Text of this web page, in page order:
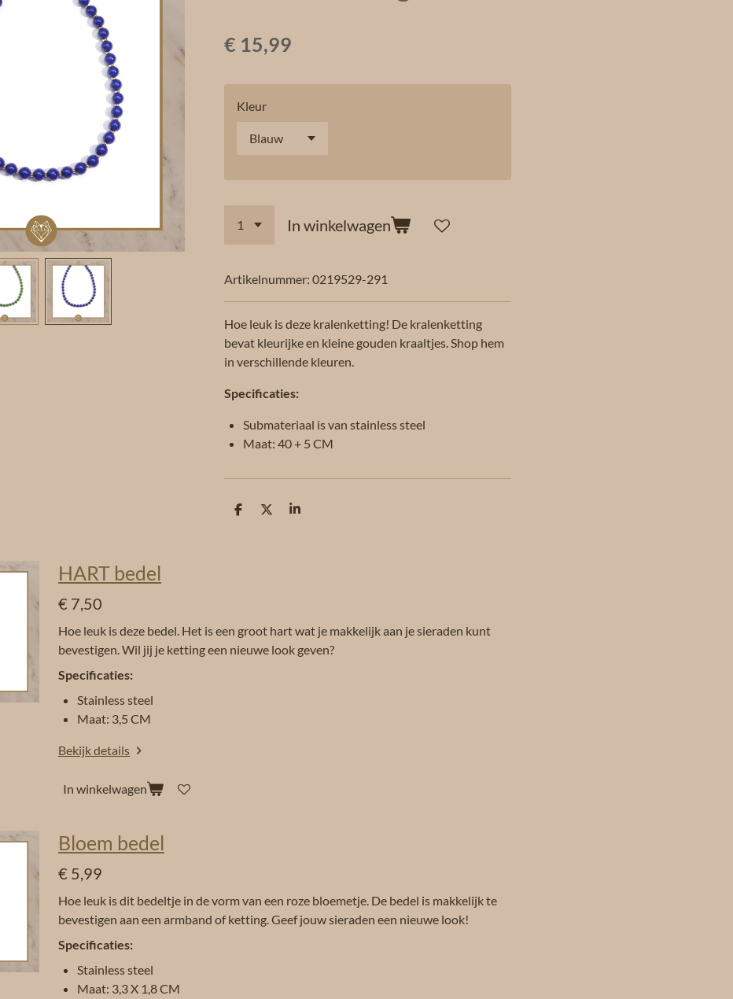
€ 15,99
Kleur
In winkelwagen
Artikelnummer: 0219529-291
Hoe leuk is deze kralenketting! De kralenketting
bevat kleurijke en kleine gouden kraaltjes. Shop hem
in verschillende kleuren.
Specificaties:
Submateriaal is van stainless steel
Maat: 40 + 5 CM
D
D
S
HART bedel
€ 7,50
Hoe leuk is deze bedel. Het is een groot hart wat je makkelijk aan je sieraden kunt
bevestigen. Wil jij je ketting een nieuwe look geven?
Specificaties:
Stainless steel
Maat: 3,5 CM
Bekijk details
In winkelwagen
Bloem bedel
€ 5,99
Hoe leuk is dit bedeltje in de vorm van een roze bloemetje. De bedel is makkelijk te
bevestigen aan een armband of ketting. Geef jouw sieraden een nieuwe look!
Specificaties:
Stainless steel
Maat: 3,3 X 1,8 CM